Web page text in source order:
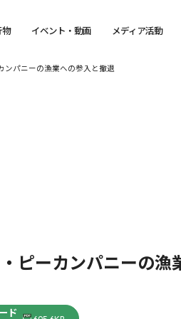
物 イベント・動画 メディア活動
ンパニーの漁業への参入と撤退
ピーカンパニーの漁
ド